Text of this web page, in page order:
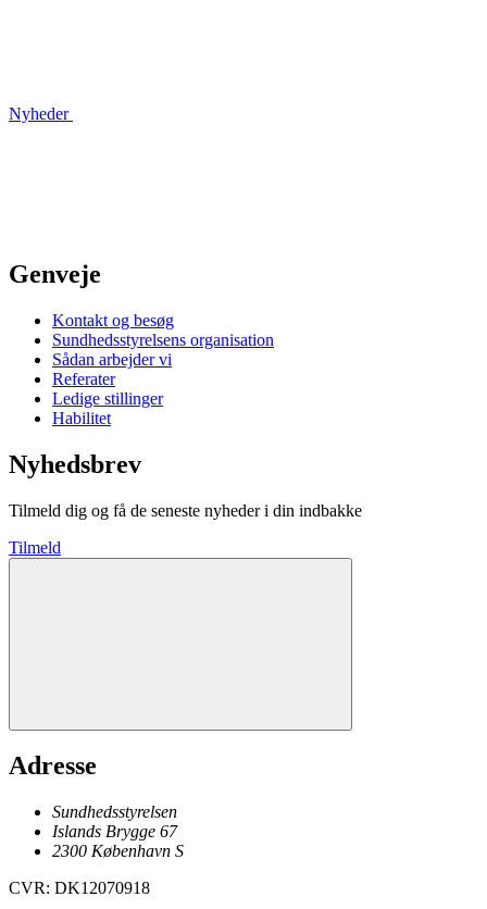
Nyheder
Genveje
Kontakt og besøg
Sundhedsstyrelsens organisation
Sådan arbejder vi
Referater
Ledige stillinger
Habilitet
Nyhedsbrev
Tilmeld dig og få de seneste nyheder i din indbakke
Tilmeld
Adresse
Sundhedsstyrelsen
Islands Brygge 67
2300 København S
CVR: DK12070918